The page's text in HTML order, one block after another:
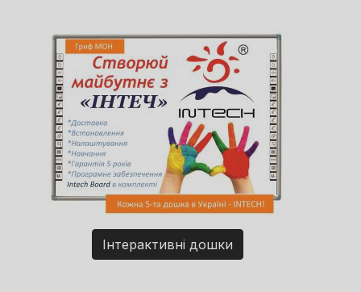
Інтерактивні дошки